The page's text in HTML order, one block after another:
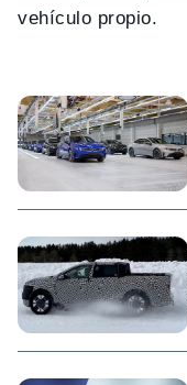
vehículo propio.